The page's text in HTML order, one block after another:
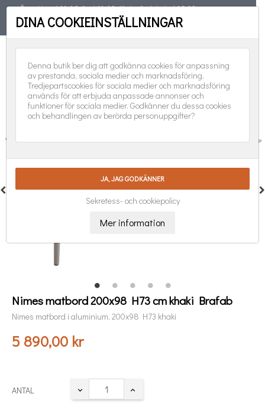
Öppet torsd 11-19, fred 11-18, lörd, sönd, helgd 10-16
TELEFON 08-551 501 31 FÖLJ OSS:
Nimes matbord 200x98 H73 cm khaki Brafab
Nimes matbord i aluminium, 200x98 H73 khaki
5 890,00 kr
ANTAL
DINA COOKIEINSTÄLLNINGAR
Denna butik ber dig att godkänna cookies för anpassning
av prestanda, sociala medier och marknadsföring.
Tredjepartscookies för sociala medier och marknadsföring
används för att erbjuda anpassade annonser och
funktioner för sociala medier. Godkänner du dessa cookies
och behandlingen av berörda personuppgifter?
Sekretess- och cookiepolicy